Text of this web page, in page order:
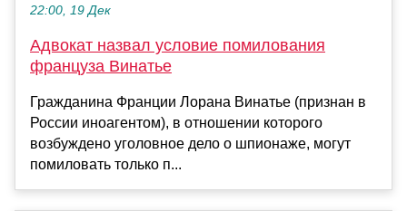
22:00, 19 Дек
Адвокат назвал условие помилования
француза Винатье
Гражданина Франции Лорана Винатье (признан в
России иноагентом), в отношении которого
возбуждено уголовное дело о шпионаже, могут
помиловать только п...